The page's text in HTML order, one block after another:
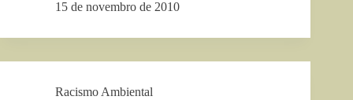
15 de novembro de 2010
Racismo Ambiental